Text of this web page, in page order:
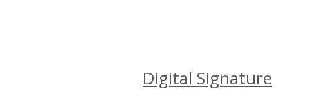
Digital Signature